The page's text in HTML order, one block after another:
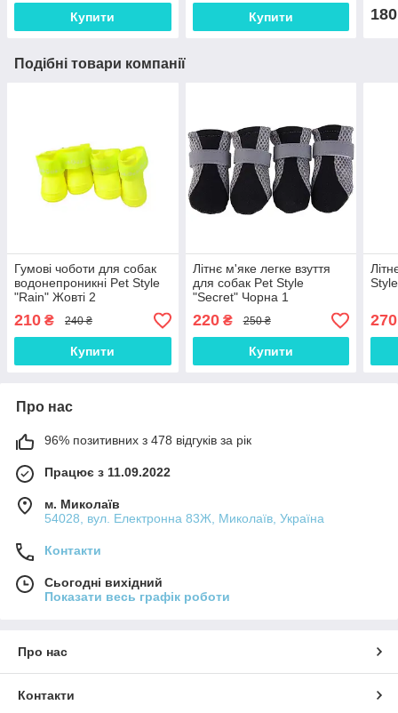
Купити Купити 180
Подібні товари компанії
Гумові чоботи для собак
водонепроникні Pet Style
"Rain" Жовті 2
210 ₴ 240 ₴
Купити
Літнє м'яке легке взуття
для собак Pet Style
"Secret" Чорна 1
220₴ 250 ₴
Купити
270
Про нас
96% позитивних з 478 відгуків за рік
Працює з 11.09.2022
м. Миколаїв
54028, вул. Електронна 83Ж, Миколаїв, Україна
Контакти
Сьогодні вихідний
Показати весь графік роботи
Про нас
Контакти